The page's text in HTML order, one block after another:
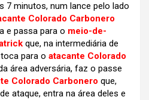
7 minutos, num lance pelo lado
Colorado Carbonero
e passa para o meio-de-
que, na intermediária de
para o atacante Colorado
área adversária, faz o passe
Colorado Carbonero que,
ataque, entra na área deles e